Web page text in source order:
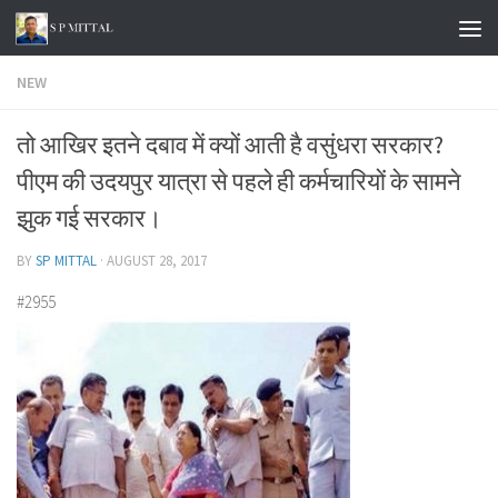
Skip to content
NEW
तो आखिर इतने दबाव में क्यों आती है वसुंधरा सरकार?
पीएम की उदयपुर यात्रा से पहले ही कर्मचारियों के सामने
झुक गई सरकार।
BYSP MITTAL · AUGUST 28, 2017
#2955